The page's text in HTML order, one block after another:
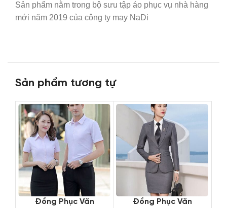
Sản phẩm nằm trong bộ sưu tập áo phục vụ nhà hàng
mới năm 2019 của công ty may NaDi
Sản phẩm tương tự
Đồng Phục Văn
Đồng Phục Văn